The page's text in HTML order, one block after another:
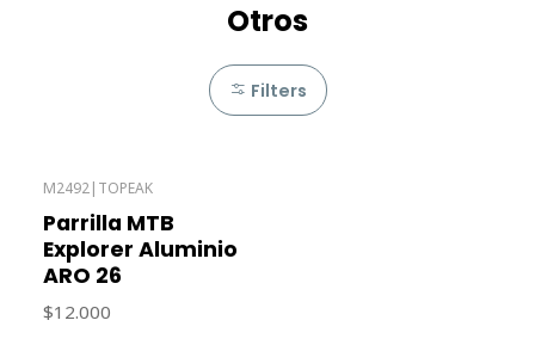
Otros
Filters
M2492| TOPEAK
Parrilla MTB
Explorer Aluminio
ARO 26
$12.000